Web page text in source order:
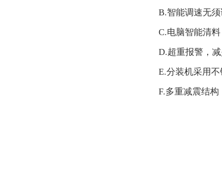
B.智能调速无
C.电脑智能清
D.超重报警，
E.分装机采用
F.多重减震结